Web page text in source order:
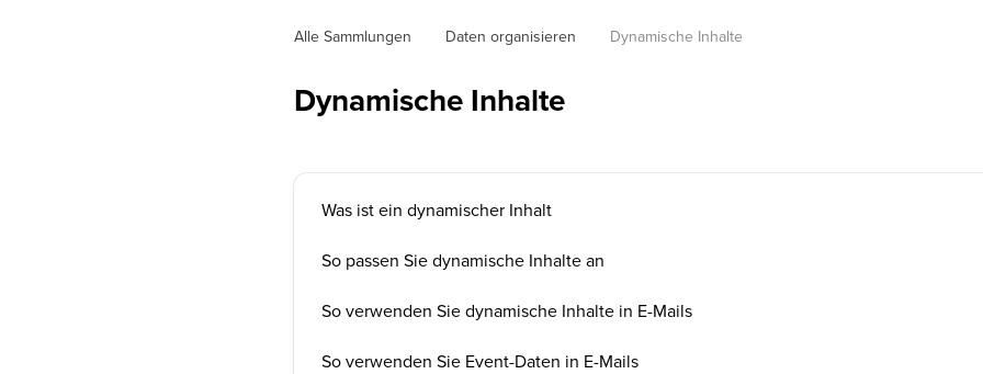
Alle Sammlungen Daten organisieren Dynamische Inhalte
Dynamische Inhalte
Was ist ein dynamischer Inhalt
So passen Sie dynamische Inhalte an
So verwenden Sie dynamische Inhalte in E-Mails
So verwenden Sie Event-Daten in E-Mails